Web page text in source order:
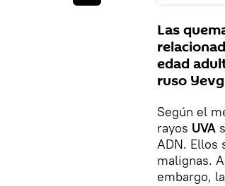
Las
edad
ruso
Según el
rayos UVA
ADN. Ellos
malignas.
embargo,